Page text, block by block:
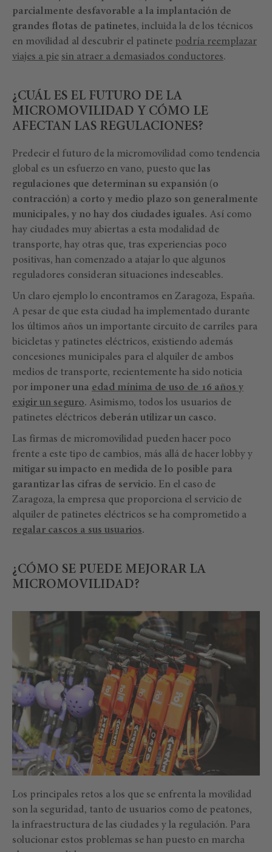
parcialmente desfavorable a la implantación de
grandes flotas de patinetes, incluida la de los técnicos
en movilidad al descubrir el patinete podría reemplazar
viajes a pie sin atraer a demasiados conductores.
¿CUÁL ES EL FUTURO DE LA
MICROMOVILIDAD Y CÓMO LE
AFECTAN LAS REGULACIONES?
Predecir el futuro de la micromovilidad como tendencia
global es un esfuerzo en vano, puesto que las
regulaciones que determinan su expansión (o
contracción) a corto y medio plazo son generalmente
municipales, y no hay dos ciudades iguales. Así como
hay ciudades muy abiertas a esta modalidad de
transporte, hay otras que, tras experiencias poco
positivas, han comenzado a atajar lo que algunos
reguladores consideran situaciones indeseables.
Un claro ejemplo lo encontramos en Zaragoza, España.
A pesar de que esta ciudad ha implementado durante
los últimos años un importante circuito de carriles para
bicicletas y patinetes eléctricos, existiendo además
concesiones municipales para el alquiler de ambos
medios de transporte, recientemente ha sido noticia
por imponer una edad mínima de uso de 16 años y
exigir un seguro. Asimismo, todos los usuarios de
patinetes eléctricos deberán utilizar un casco.
Las firmas de micromovilidad pueden hacer poco
frente a este tipo de cambios, más allá de hacer lobby y
mitigar su impacto en medida de lo posible para
garantizar las cifras de servicio. En el caso de
Zaragoza, la empresa que proporciona el servicio de
alquiler de patinetes eléctricos se ha comprometido a
regalar cascos a sus usuarios.
¿CÓMO SE PUEDE MEJORAR LA
MICROMOVILIDAD?
Los principales retos a los que se enfrenta la movilidad
son la seguridad, tanto de usuarios como de peatones,
la infraestructura de las ciudades y la regulación. Para
solucionar estos problemas se han puesto en marcha